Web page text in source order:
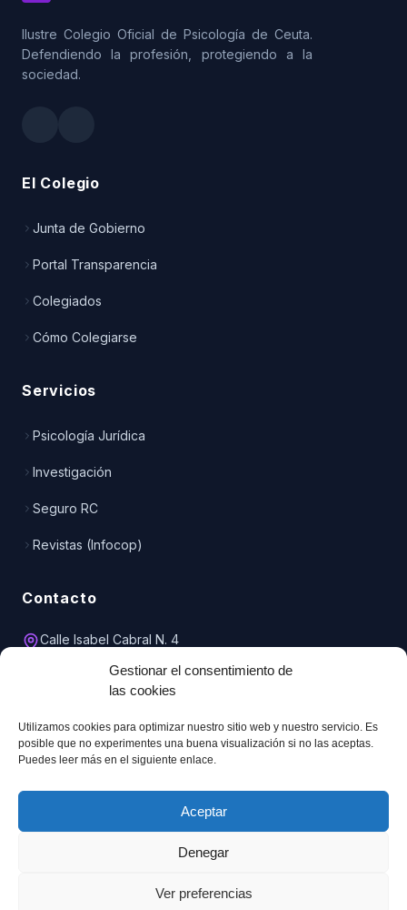
Gestionar el consentimiento de
las cookies
Utilizamos cookies para optimizar nuestro sitio web y nuestro servicio. Es
posible que no experimentes una buena visualización si no las aceptas.
Puedes leer más en el siguiente enlace.
Aceptar
Denegar
Ver preferencias
Ilustre Colegio Oficial de Psicología de Ceuta.
Defendiendo la profesión, protegiendo a la
sociedad.
El Colegio
Junta de Gobierno
Portal Transparencia
Colegiados
Cómo Colegiarse
Servicios
Psicología Jurídica
Investigación
Seguro RC
Revistas (Infocop)
Contacto
Calle Isabel Cabral N. 4
51001 Ceuta
620 387 348
Colegio Oficial de Psicología de Ceuta.